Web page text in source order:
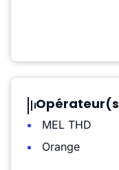
MEL THD
Orange